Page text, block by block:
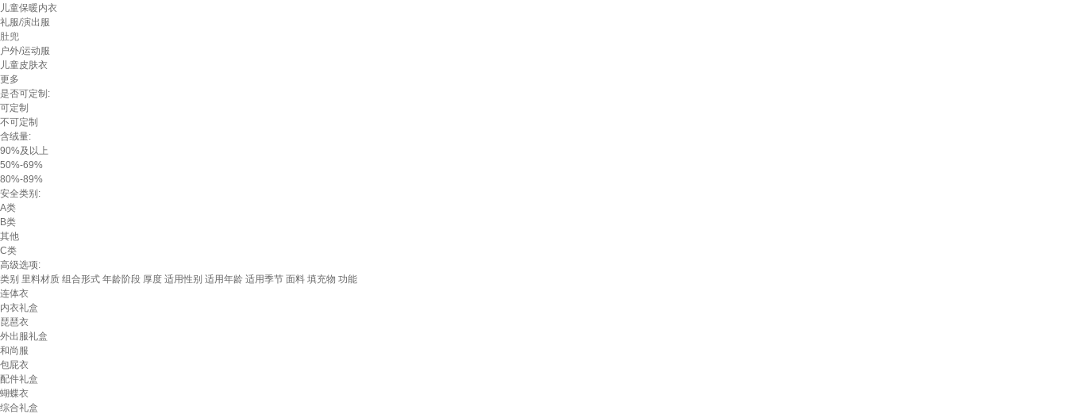
儿童保暖内衣
礼服/演出服
肚兜
户外/运动服
儿童皮肤衣
更多
是否可定制:
可定制
不可定制
含绒量:
90%及以上
50%-69%
80%-89%
安全类别:
A类
B类
其他
C类
高级选项:
类别 里料材质 组合形式 年龄阶段 厚度 适用性别 适用年龄 适用季节 面料 填充物 功能
连体衣
内衣礼盒
琵琶衣
外出服礼盒
和尚服
包屁衣
配件礼盒
蝴蝶衣
综合礼盒